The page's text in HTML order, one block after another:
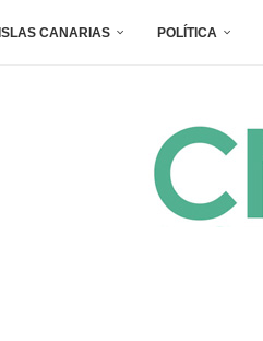
ISLAS CANARIAS POLÍTICA